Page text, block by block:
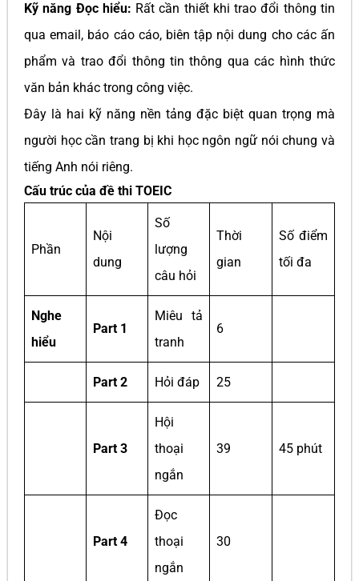
Kỹ năng Đọc hiểu: Rất cần thiết khi trao đổi thông tin
qua email, báo cáo cáo, biên tập nội dung cho các ấn
phẩm và trao đổi thông tin thông qua các hình thức
văn bản khác trong công việc.
Đây là hai kỹ năng nền tảng đặc biệt quan trọng mà
người học cần trang bị khi học ngôn ngữ nói chung và
tiếng Anh nói riêng.
Cấu trúc của đề thi TOEIC
Phần
Nội
dung
Số
lượng
câu hỏi
Thời
gian
Số điểm
tối đa
Nghe
hiểu
Part 1
Miêu tả
tranh
6
Part 2 Hỏi đáp 25
Part 3
Hội
thoại
ngắn
39 45 phút
Part 4
Đọc
thoại
ngắn
30